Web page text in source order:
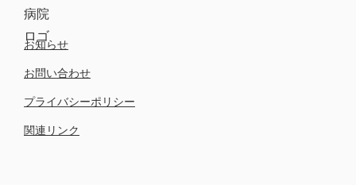
お知らせ
お問い合わせ
プライバシーポリシー
関連リンク